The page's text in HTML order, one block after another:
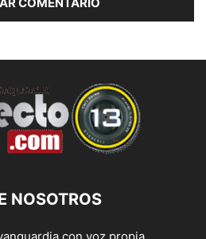
NOSOTROS